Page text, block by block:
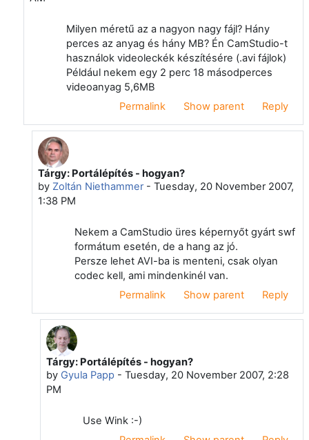
Milyen méretű az a nagyon nagy fájl? Hány
perces az anyag és hány MB? Én CamStudio-t
használok videoleckék készítésére (.avi fájlok)
Például nekem egy 2 perc 18 másodperces
videoanyag 5,6MB
Permalink
Show parent Reply
In reply to Ottó Takács
Tárgy: Portálépítés - hogyan?
by Zoltán Niethammer- Tuesday, 20 November 2007,
1:38 PM
Nekem a CamStudio üres képernyőt gyárt swf
formátum esetén, de a hang az jó.
Persze lehet AVI-ba is menteni, csak olyan
codec kell, ami mindenkinél van.
Permalink
Show parent Reply
In reply to Zoltán Niethammer
Tárgy: Portálépítés - hogyan?
by Gyula Papp - Tuesday, 20 November 2007, 2:28
PM
Use Wink :-)